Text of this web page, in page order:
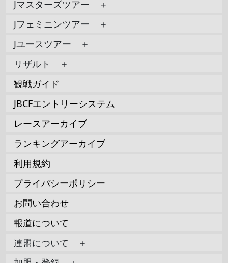
Jマスターズツアー ＋
Jフェミニンツアー ＋
Jユースツアー ＋
リザルト ＋
観戦ガイド
JBCFエントリーシステム
レースアーカイブ
ランキングアーカイブ
利用規約
プライバシーポリシー
お問い合わせ
報道について
連盟について ＋